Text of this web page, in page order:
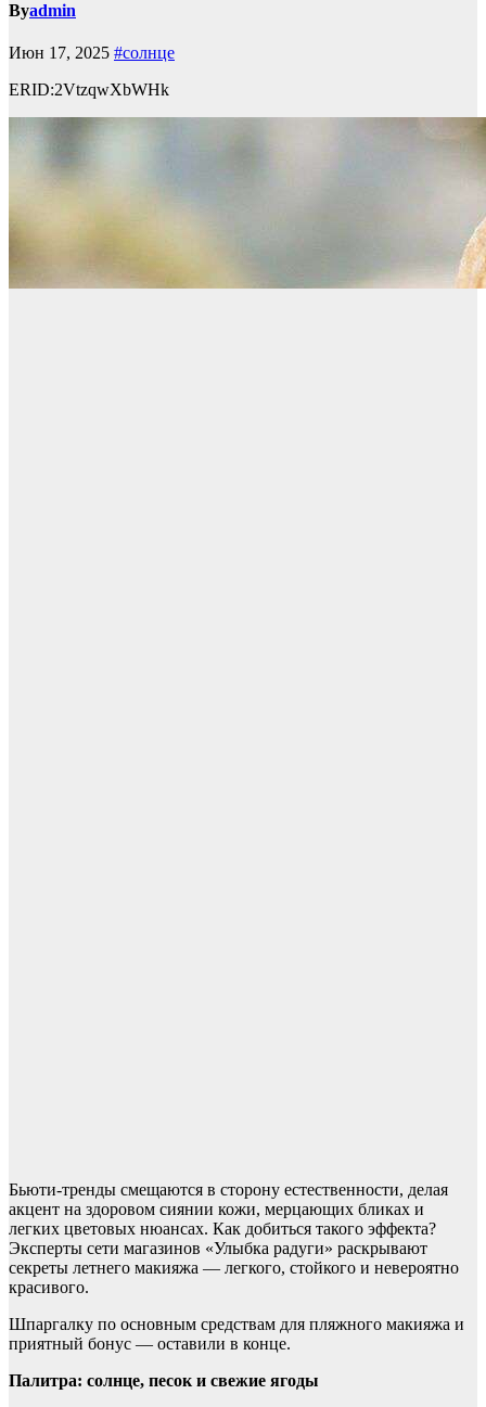
Byadmin
Июн 17, 2025 #солнце
ERID:2VtzqwXbWHk
Бьюти-тренды смещаются в сторону естественности, делая
акцент на здоровом сиянии кожи, мерцающих бликах и
легких цветовых нюансах. Как добиться такого эффекта?
Эксперты сети магазинов «Улыбка радуги» раскрывают
секреты летнего макияжа — легкого, стойкого и невероятно
красивого.
Шпаргалку по основным средствам для пляжного макияжа и
приятный бонус — оставили в конце.
Палитра: солнце, песок и свежие ягоды